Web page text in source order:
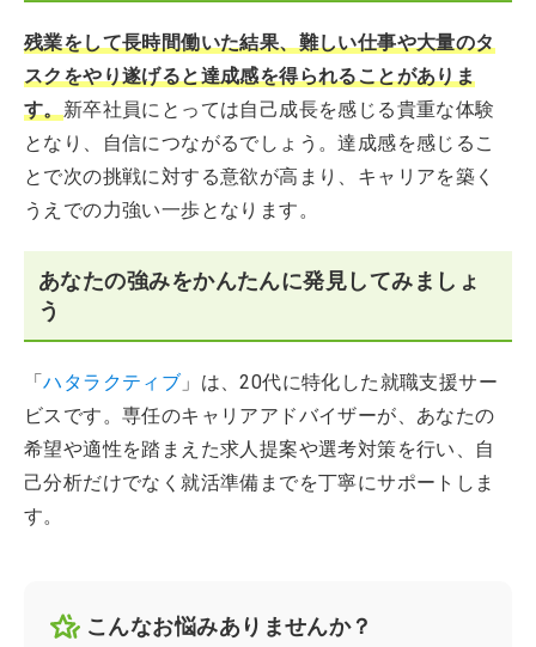
残業をして長時間働いた結果、難しい仕事や大量のタ
スクをやり遂げると達成感を得られることがありま
す。新卒社員にとっては自己成長を感じる貴重な体験
となり、自信につながるでしょう。達成感を感じるこ
とで次の挑戦に対する意欲が高まり、キャリアを築く
うえでの力強い一歩となります。
あなたの強みをかんたんに発見してみましょ
う
「ハタラクティブ 」は、20代に特化した就職支援サー
ビスです。専任のキャリアアドバイザーが、あなたの
希望や適性を踏まえた求人提案や選考対策を行い、自
己分析だけでなく就活準備までを丁寧にサポートしま
す。
こんなお悩みありませんか？